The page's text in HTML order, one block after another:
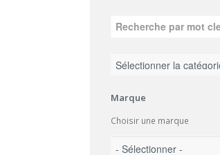
Marque
Choisir une marque